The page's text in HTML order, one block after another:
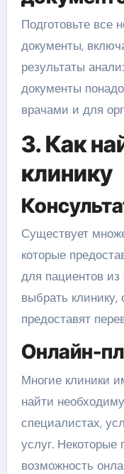
Подготовьте все
документы,
результаты
документы
врачами и для
3. Как
клинику
Существует
которые
для пациентов
выбрать клинику,
предоставят
Онлайн-
Многие клиники
найти
специалистах,
услуг.
возможность